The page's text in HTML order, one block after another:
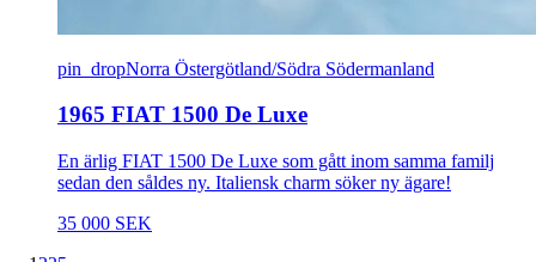
pin_dropNorra Östergötland/Södra Södermanland
1965 FIAT 1500 De Luxe
En ärlig FIAT 1500 De Luxe som gått inom samma familj
sedan den såldes ny. Italiensk charm söker ny ägare!
35 000 SEK